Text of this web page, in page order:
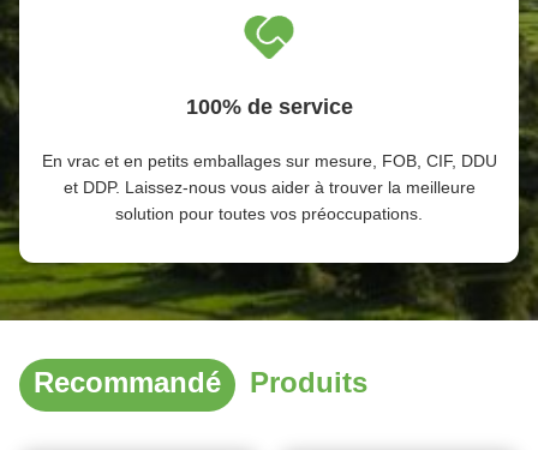
100% de service
En vrac et en petits emballages sur mesure, FOB, CIF, DDU
et DDP. Laissez-nous vous aider à trouver la meilleure
solution pour toutes vos préoccupations.
Recommandé Produits